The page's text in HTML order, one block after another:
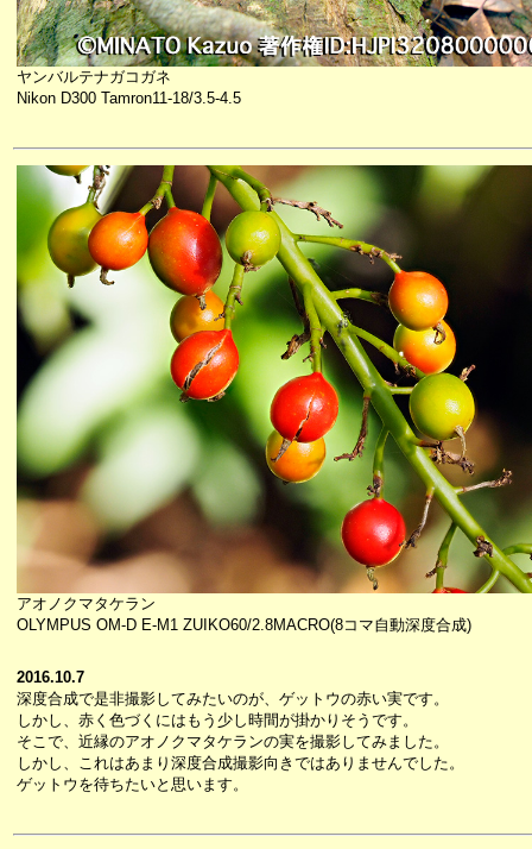
ヤンバルテナガコガネ
Nikon D300 Tamron11-18/3.5-4.5
アオノクマタケラン
OLYMPUS OM-D E-M1 ZUIKO60/2.8MACRO(8コマ自動深度合成)
2016.10.7
深度合成で是非撮影してみたいのが、ゲットウの赤い実です。
しかし、赤く色づくにはもう少し時間が掛かりそうです。
そこで、近縁のアオノクマタケランの実を撮影してみました。
しかし、これはあまり深度合成撮影向きではありませんでした。
ゲットウを待ちたいと思います。